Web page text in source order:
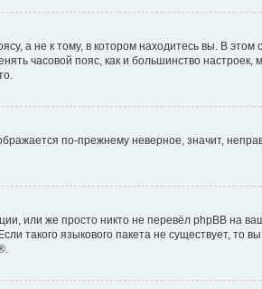
а не к тому, в котором находитесь вы. В этом
часовой пояс, как и большинство настроек,
по-прежнему неверное, значит,
или же просто никто не перевёл phpBB на
такого языкового пакета не существует, то